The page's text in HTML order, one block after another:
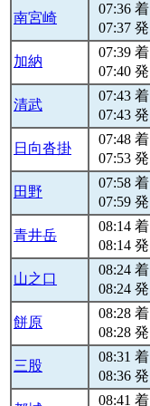
南宮崎
07:36 着
07:37 発
加納
07:39 着
07:40 発
清武
07:43 着
07:43 発
日向沓掛
07:48 着
07:53 発
田野
07:58 着
07:59 発
青井岳
08:14 着
08:14 発
山之口
08:24 着
08:24 発
餅原
08:28 着
08:28 発
三股
08:31 着
08:36 発
08:41 着